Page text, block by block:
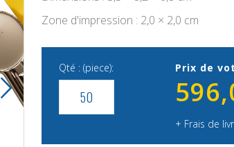
Zone d'impression : 2,0 × 2,0 cm
Qté : (piece): Prix de
+ Frais de